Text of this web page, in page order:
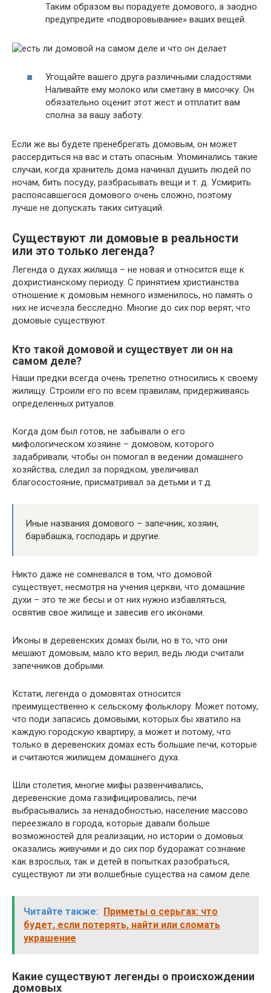
Таким образом вы порадуете домового, а заодно
предупредите «подворовывание» ваших вещей.
Угощайте вашего друга различными сладостями.
Наливайте ему молоко или сметану в мисочку. Он
обязательно оценит этот жест и отплатит вам
сполна за вашу заботу.
Если же вы будете пренебрегать домовым, он может
рассердиться на вас и стать опасным. Упоминались такие
случаи, когда хранитель дома начинал душить людей по
ночам, бить посуду, разбрасывать вещи и т. д. Усмирить
распоясавшегося домового очень сложно, поэтому
лучше не допускать таких ситуаций.
Существуют ли домовые в реальности
или это только легенда?
Легенда о духах жилища – не новая и относится еще к
дохристианскому периоду. С принятием христианства
отношение к домовым немного изменилось, но память о
них не исчезла бесследно. Многие до сих пор верят, что
домовые существуют.
Кто такой домовой и существует ли он на
самом деле?
Наши предки всегда очень трепетно относились к своему
жилищу. Строили его по всем правилам, придерживаясь
определенных ритуалов.
Когда дом был готов, не забывали о его
мифологическом хозяине – домовом, которого
задабривали, чтобы он помогал в ведении домашнего
хозяйства, следил за порядком, увеличивал
благосостояние, присматривал за детьми и т.д.
Иные названия домового – запечник, хозяин,
барабашка, господарь и другие.
Никто даже не сомневался в том, что домовой
существует, несмотря на учения церкви, что домашние
духи – это те же бесы и от них нужно избавляться,
освятив свое жилище и завесив его иконами.
Иконы в деревенских домах были, но в то, что они
мешают домовым, мало кто верил, ведь люди считали
запечников добрыми.
Кстати, легенда о домовятах относится
преимущественно к сельскому фольклору. Может потому,
что поди запасись домовыми, которых бы хватило на
каждую городскую квартиру, а может и потому, что
только в деревенских домах есть большие печи, которые
и считаются жилищем домашнего духа.
Шли столетия, многие мифы развенчивались,
деревенские дома газифицировались, печи
выбрасывались за ненадобностью, население массово
переезжало в города, которые давали больше
возможностей для реализации, но истории о домовых
оказались живучими и до сих пор будоражат сознание
как взрослых, так и детей в попытках разобраться,
существуют ли эти волшебные существа на самом деле.
Читайте также: Приметы о серьгах: что
будет, если потерять, найти или сломать
украшение
Какие существуют легенды о происхождении
домовых